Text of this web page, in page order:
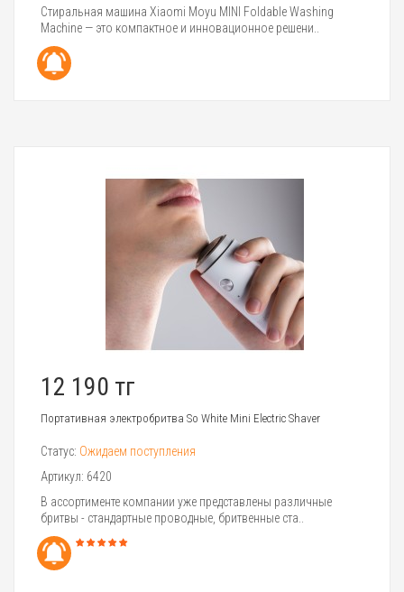
Стиральная машина Xiaomi Moyu MINI Foldable Washing
Machine — это компактное и инновационное решени..
12 190 тг
Портативная электробритва So White Mini Electric Shaver
Статус: Ожидаем поступления
Артикул: 6420
В ассортименте компании уже представлены различные
бритвы - стандартные проводные, бритвенные ста..